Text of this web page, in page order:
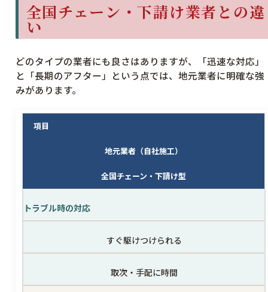
全国チェーン・下請け業者との違
い
どのタイプの業者にも良さはありますが、「迅速な対応」
と「長期のアフター」という点では、地元業者に明確な強
みがあります。
項目
地元業者（自社施工）
全国チェーン・下請け型
トラブル時の対応
すぐ駆けつけられる
取次・手配に時間